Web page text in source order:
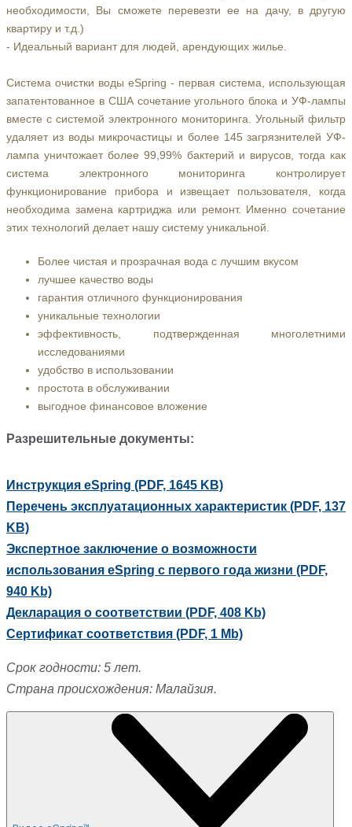
необходимости, Вы сможете перевезти ее на дачу, в другую
квартиру и т.д.)
- Идеальный вариант для людей, арендующих жилье.
Система очистки воды eSpring - первая система, использующая
запатентованное в США сочетание угольного блока и УФ-лампы
вместе с системой электронного мониторинга. Угольный фильтр
удаляет из воды микрочастицы и более 145 загрязнителей УФ-
лампа уничтожает более 99,99% бактерий и вирусов, тогда как
система электронного мониторинга контролирует
функционирование прибора и извещает пользователя, когда
необходима замена картриджа или ремонт. Именно сочетание
этих технологий делает нашу систему уникальной.
Более чистая и прозрачная вода с лучшим вкусом
лучшее качество воды
гарантия отличного функционирования
уникальные технологии
эффективность, подтвержденная многолетними
исследованиями
удобство в использовании
простота в обслуживании
выгодное финансовое вложение
Разрешительные документы:
Инструкция eSpring (PDF, 1645 KB)
Перечень эксплуатационных характеристик (PDF, 137
KB)
Экспертное заключение о возможности
использования eSpring с первого года жизни (PDF,
940 Kb)
Декларация о соответствии (PDF, 408 Kb)
Сертификат соответствия (PDF, 1 Mb)
Срок годности: 5 лет.
Страна происхождения: Малайзия.